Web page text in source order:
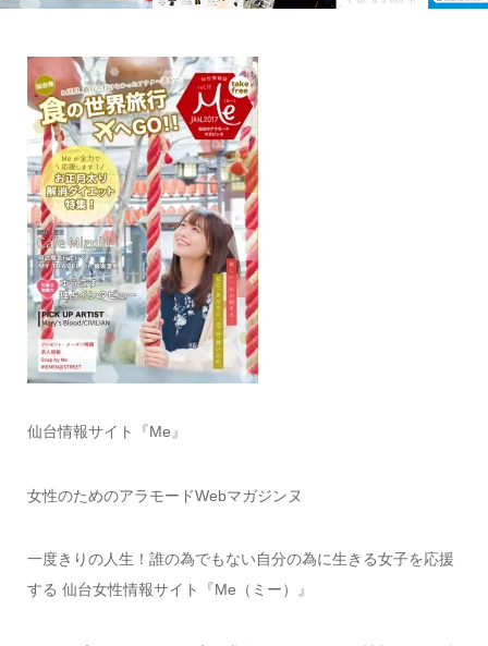
仙台情報サイト『Me』
女性のためのアラモードWebマガジンヌ
一度きりの人生！誰の為でもない自分の為に生きる女子を応援
する 仙台女性情報サイト『Me（ミー）』